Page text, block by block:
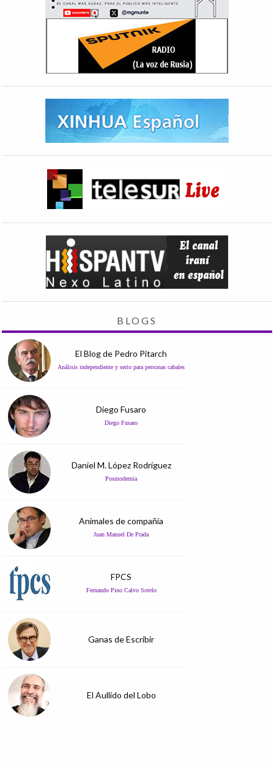
BLOGS
El Blog de Pedro Pitarch
Análisis independiente y serio para personas cabales
Diego Fusaro
Diego Fusaro
Daniel M. López Rodríguez
Posmodernia
Animales de compañía
Juan Manuel De Prada
FPCS
Fernando Pino Calvo Sotelo
Ganas de Escribir
El Aullido del Lobo